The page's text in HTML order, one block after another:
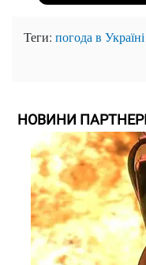
Теги: погода в Україні
НОВИНИ